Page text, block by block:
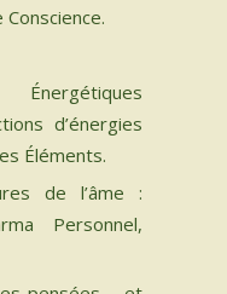
d’énergies
Éléments.
de l’âme :
Personnel,